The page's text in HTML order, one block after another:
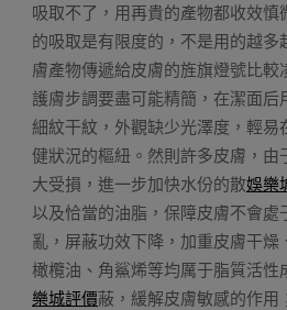
吸取不了，用再貴的產物都收效
的吸取是有限度的，不是用的越
膚產物傳遞給皮膚的旌旗燈號比
護膚步調要盡可能精簡，在潔面
細紋干紋，外觀缺少光澤度，輕
健狀況的樞紐。然則許多皮膚，
大受損，進一步加快水份的散娛樂
以及恰當的油脂，保障皮膚不會
亂，屏蔽功效下降，加重皮膚干
橄欖油、角鯊烯等均厲于脂質活
樂城評價蔽，緩解皮膚敏感的作